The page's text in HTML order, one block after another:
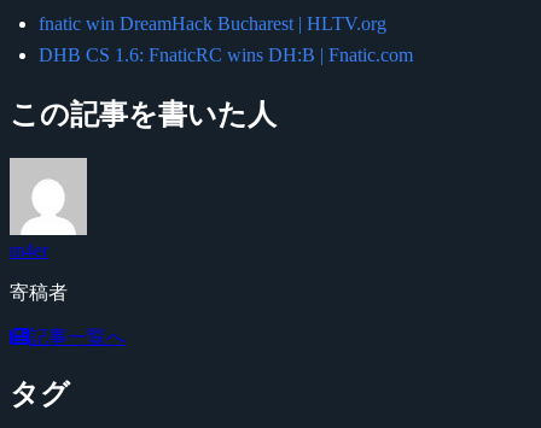
fnatic win DreamHack Bucharest | HLTV.org
DHB CS 1.6: FnaticRC wins DH:B | Fnatic.com
この記事を書いた人
m4er
寄稿者
記事一覧へ
タグ